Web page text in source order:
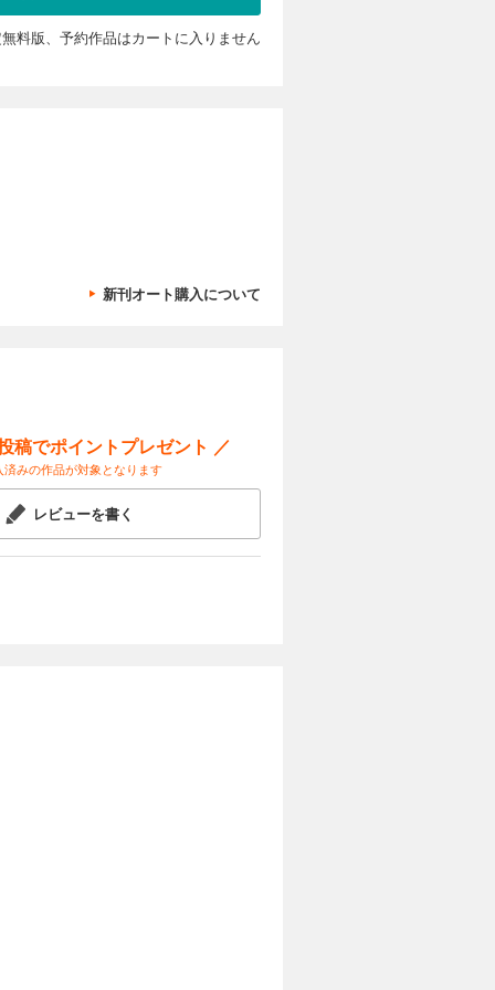
あるジ
てもら
らして
2019
へと広
、大衆
み込ま
今で
を披
の茶芯サ
の教科書
。旧い
にカス
家を紹
ルマ好
カートに入れる
試し読み
り通気
こと
リフォ
奥付
的に
ど、定
は、ワ
に、今
られて
タログ
料版、予約作品はカートに入りません
新刊オート購入について
稿でポイントプレゼント ／
済みの作品が対象となります
レビューを書く